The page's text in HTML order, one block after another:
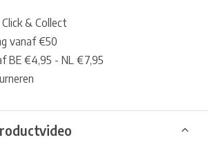
& Collect
vanaf €50
BE €4,95 - NL €7,95